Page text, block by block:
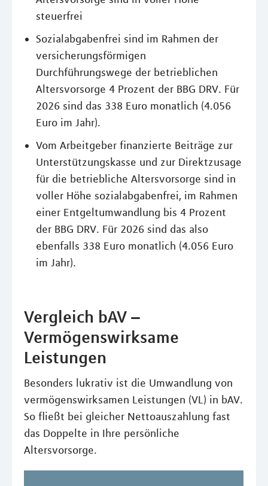
steuerfrei
Sozialabgabenfrei sind im Rahmen der
versicherungsförmigen
Durchführungswege der betrieblichen
Altersvorsorge 4 Prozent der BBG DRV. Für
2026 sind das 338 Euro monatlich (4.056
Euro im Jahr).
Vom Arbeitgeber finanzierte Beiträge zur
Unterstützungskasse und zur Direktzusage
für die betriebliche Altersvorsorge sind in
voller Höhe sozialabgabenfrei, im Rahmen
einer Entgeltumwandlung bis 4 Prozent
der BBG DRV. Für 2026 sind das also
ebenfalls 338 Euro monatlich (4.056 Euro
im Jahr).
Vergleich bAV –
Vermögenswirksame
Leistungen
Besonders lukrativ ist die Umwandlung von
vermögenswirksamen Leistungen (VL) in bAV.
So fließt bei gleicher Nettoauszahlung fast
das Doppelte in Ihre persönliche
Altersvorsorge.